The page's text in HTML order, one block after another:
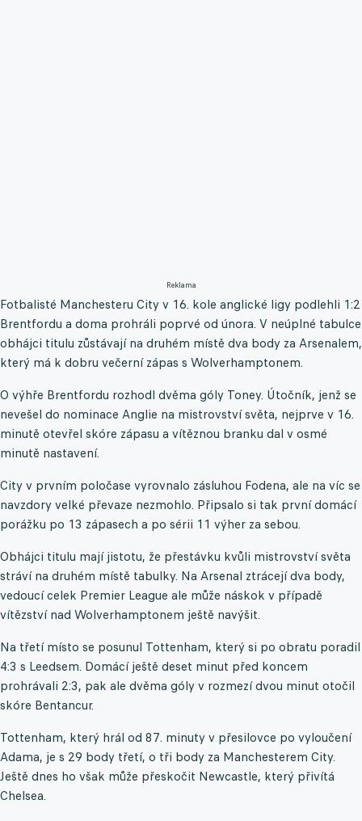
Reklama
Fotbalisté Manchesteru City v 16. kole anglické ligy podlehli 1:2
Brentfordu a doma prohráli poprvé od února. V neúplné tabulce
obhájci titulu zůstávají na druhém místě dva body za Arsenalem,
který má k dobru večerní zápas s Wolverhamptonem.
O výhře Brentfordu rozhodl dvěma góly Toney. Útočník, jenž se
nevešel do nominace Anglie na mistrovství světa, nejprve v 16.
minutě otevřel skóre zápasu a vítěznou branku dal v osmé
minutě nastavení.
City v prvním poločase vyrovnalo zásluhou Fodena, ale na víc se
navzdory velké převaze nezmohlo. Připsalo si tak první domácí
porážku po 13 zápasech a po sérii 11 výher za sebou.
Obhájci titulu mají jistotu, že přestávku kvůli mistrovství světa
stráví na druhém místě tabulky. Na Arsenal ztrácejí dva body,
vedoucí celek Premier League ale může náskok v případě
vítězství nad Wolverhamptonem ještě navýšit.
Na třetí místo se posunul Tottenham, který si po obratu poradil
4:3 s Leedsem. Domácí ještě deset minut před koncem
prohrávali 2:3, pak ale dvěma góly v rozmezí dvou minut otočil
skóre Bentancur.
Tottenham, který hrál od 87. minuty v přesilovce po vyloučení
Adama, je s 29 body třetí, o tři body za Manchesterem City.
Ještě dnes ho však může přeskočit Newcastle, který přivítá
Chelsea.